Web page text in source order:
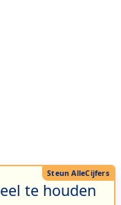
te houden